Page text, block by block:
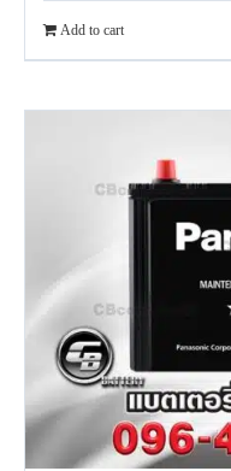
Add to cart